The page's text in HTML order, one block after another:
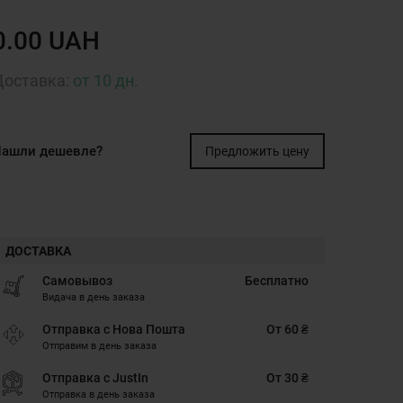
UAH
от 10 дн.
дешевле? Предложить цену
ДОСТАВКА
Самовывоз
Видача в день заказа
Бесплатно
Отправка с Нова Пошта
Отправим в день заказа
От 60 ₴
Отправка с JustIn
Отправка в день заказа
От 30 ₴